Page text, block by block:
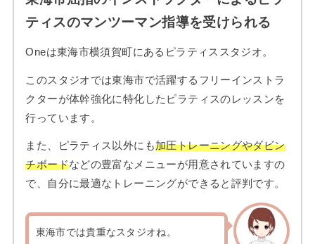
ティスのマンツーマン指導を受けられる
Oneは東海市横須賀町にあるピラティススタジオ。
このスタジオでは東海市で活躍するフリーインストラ
クターが体幹強化に特化したピラティスのレッスンを
行っています。
また、ピラティス以外にも加圧トレーニングやダビン
チボードなどの豊富なメニューが用意されていますの
で、自分に最適なトレーニングができると評判です。
東海市では貴重なスタジオね。